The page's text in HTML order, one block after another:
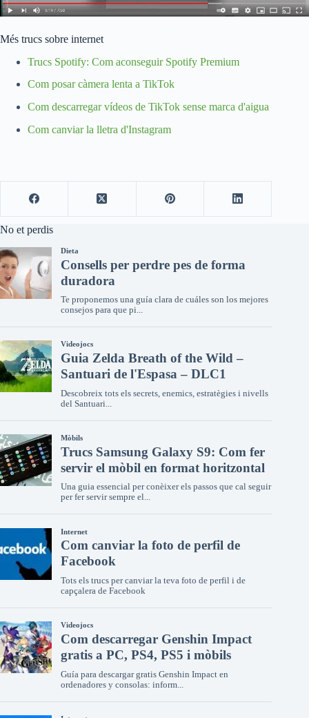
Més trucs sobre internet
Trucs Spotify: Com aconseguir Spotify Premium
Com posar càmera lenta a TikTok
Com descarregar vídeos de TikTok sense marca d'aigua
Com canviar la lletra d'Instagram
No et perdis